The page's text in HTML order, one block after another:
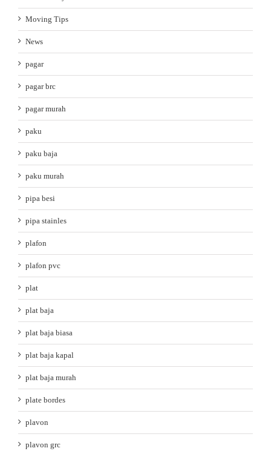
Moving Tips
News
pagar
pagar brc
pagar murah
paku
paku baja
paku murah
pipa besi
pipa stainles
plafon
plafon pvc
plat
plat baja
plat baja biasa
plat baja kapal
plat baja murah
plate bordes
plavon
plavon grc